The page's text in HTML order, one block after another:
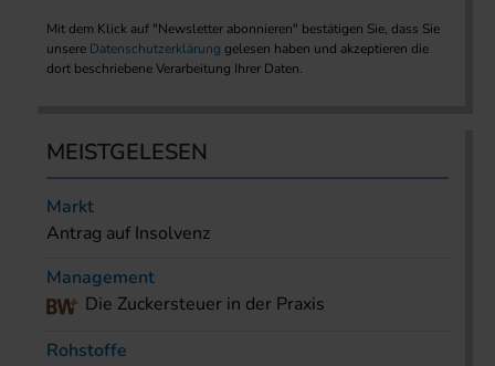
Mit dem Klick auf "Newsletter abonnieren" bestätigen Sie, dass Sie
unsere Datenschutzerklärung gelesen haben und akzeptieren die
dort beschriebene Verarbeitung Ihrer Daten.
MEISTGELESEN
Markt
Antrag auf Insolvenz
Management
Die Zuckersteuer in der Praxis
Rohstoffe